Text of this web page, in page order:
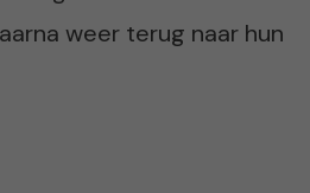
weer terug naar hun